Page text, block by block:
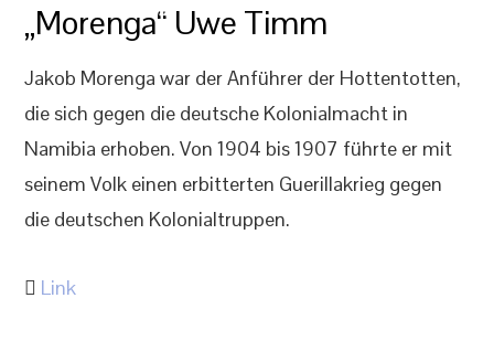
„Morenga“ Uwe Timm
Jakob Morenga war der Anführer der Hottentotten,
die sich gegen die deutsche Kolonialmacht in
Namibia erhoben. Von 1904 bis 1907 führte er mit
seinem Volk einen erbitterten Guerillakrieg gegen
die deutschen Kolonialtruppen.
Link